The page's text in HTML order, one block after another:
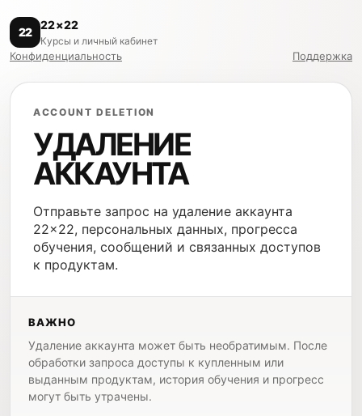
22
22×22
Курсы и личный кабинет
Конфиденциальность Поддержка
ACCOUNT DELETION
УДАЛЕНИЕ
АККАУНТА
Отправьте запрос на удаление аккаунта
22×22, персональных данных, прогресса
обучения, сообщений и связанных доступов
к продуктам.
ВАЖНО
Удаление аккаунта может быть необратимым. После
обработки запроса доступы к купленным или
выданным продуктам, история обучения и прогресс
могут быть утрачены.